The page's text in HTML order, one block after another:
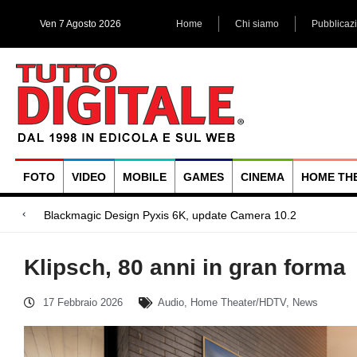
Ven 7 Agosto 2026 Home Chi siamo
FOTO VIDEO MOBILE GAMES CINEMA HOME
Megadap M2RF, il pr
Blackmagic Design UltraStudio Express 3G, due accessori ad
Arri Rental, evoluzioni in arrivo
Klipsch, 80 anni in gran forma
17 Febbraio 2026 Audio, Home Theater/HDTV, News